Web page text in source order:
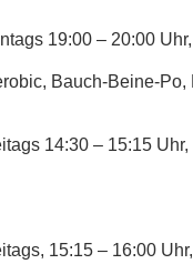
19:00 – 20:00
Bauch-Beine-
14:30 – 15:15
15:15 – 16:00